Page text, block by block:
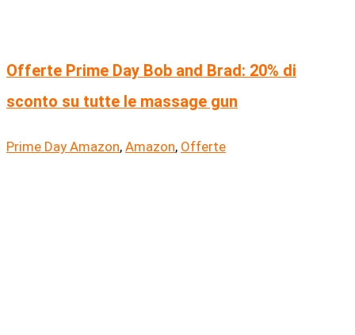
Offerte Prime Day Bob and Brad: 20% di
sconto su tutte le massage gun
Prime Day Amazon, Amazon, Offerte